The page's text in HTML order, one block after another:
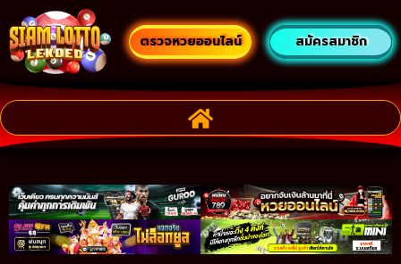
ตรวจหวยออนไลน์ สมัครสมาชิก